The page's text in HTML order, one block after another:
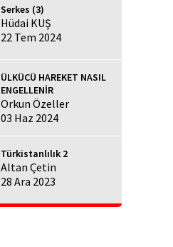
Serkes (3)
Hüdai KUŞ
22 Tem 2024
ÜLKÜCÜ HAREKET NASIL
ENGELLENİR
Orkun Özeller
03 Haz 2024
Türkistanlılık 2
Altan Çetin
28 Ara 2023